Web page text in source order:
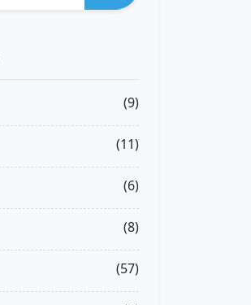
(9)
(11)
(6)
(8)
(57)